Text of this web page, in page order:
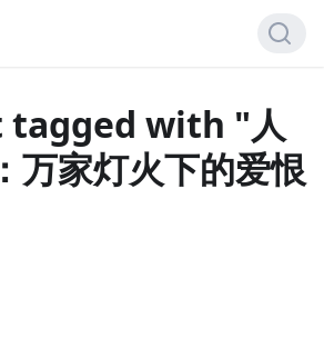
tagged with "人
万家灯火下的爱恨